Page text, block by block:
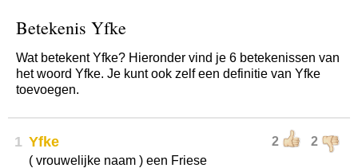
Betekenis Yfke
Wat betekent Yfke? Hieronder vind je 6 betekenissen van
het woord Yfke. Je kunt ook zelf een definitie van Yfke
toevoegen.
1 2 2
Yfke
( vrouwelijke naam ) een Friese